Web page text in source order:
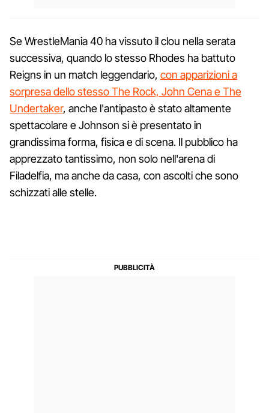
Se WrestleMania 40 ha vissuto il clou nella serata
successiva, quando lo stesso Rhodes ha battuto
Reigns in un match leggendario, con apparizioni a
sorpresa dello stesso The Rock, John Cena e The
Undertaker, anche l'antipasto è stato altamente
spettacolare e Johnson si è presentato in
grandissima forma, fisica e di scena. Il pubblico ha
apprezzato tantissimo, non solo nell'arena di
Filadelfia, ma anche da casa, con ascolti che sono
schizzati alle stelle.